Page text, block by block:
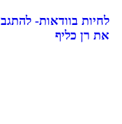
את רן כליף